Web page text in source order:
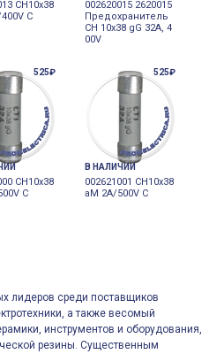
CH10x38
C
002620015 2620015
Предохранитель
CH 10x38 gG 32A, 4
00V
525₽
CH10x38
C
525₽
В НАЛИЧИИ
002621001 CH10x38
aM 2A/500V C
лидеров среди поставщиков
а также весомый
инструментов и оборудования,
резины. Существенным